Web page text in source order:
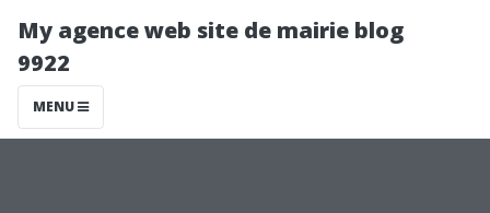
My agence web site de mairie blog
9922
MENU